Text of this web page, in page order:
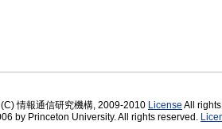
情報通信研究機構, 2009-2010 License All
by Princeton University. All rights reserved.